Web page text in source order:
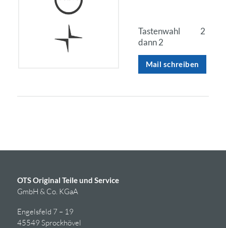
Tastenwahl
2
dann 2
Mail schreiben
OTS Original Teile und Service
GmbH & Co. KGaA
Engelsfeld 7 – 19
45549 Sprockhövel